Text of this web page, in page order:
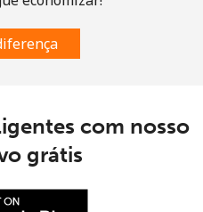
81 min por
⁦R$4⁩
com nosso
grátis